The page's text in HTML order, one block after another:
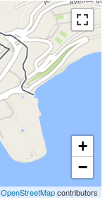
+
−
OpenStreetMapcontributors